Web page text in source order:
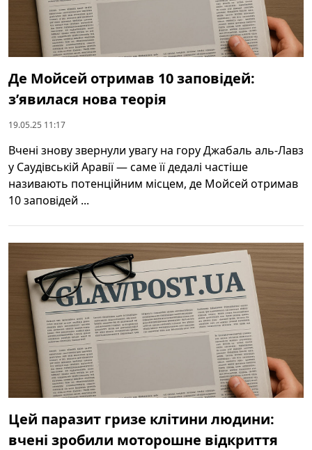
Де Мойсей отримав 10 заповідей:
з’явилася нова теорія
19.05.25 11:17
Вчені знову звернули увагу на гору Джабаль аль-Лавз
у Саудівській Аравії — саме її дедалі частіше
називають потенційним місцем, де Мойсей отримав
10 заповідей ...
Цей паразит гризе клітини людини:
вчені зробили моторошне відкриття